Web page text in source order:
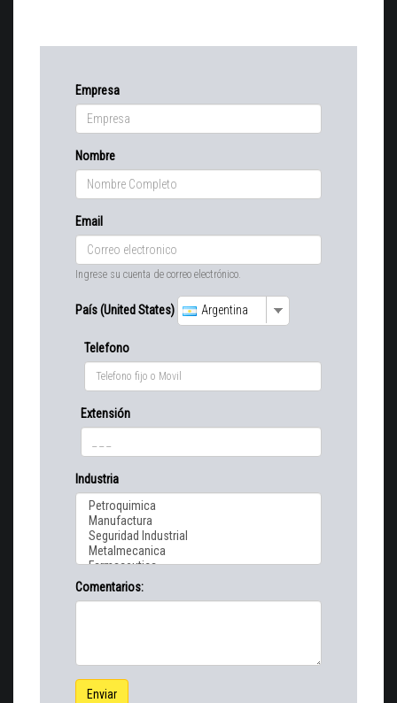
Empresa
Nombre
Email
Ingrese su cuenta de correo electrónico.
País (United States) Argentina
Telefono
Extensión
Industria
Comentarios:
Enviar